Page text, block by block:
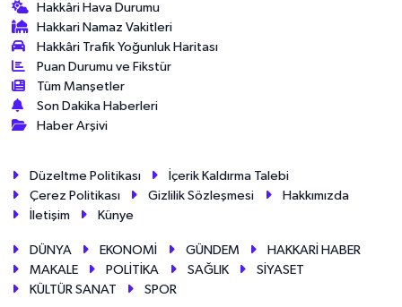
Hakkâri Hava Durumu
Hakkari Namaz Vakitleri
Hakkâri Trafik Yoğunluk Haritası
Puan Durumu ve Fikstür
Tüm Manşetler
Son Dakika Haberleri
Haber Arşivi
Düzeltme Politikası
İçerik Kaldırma Talebi
Çerez Politikası
Gizlilik Sözleşmesi
Hakkımızda
İletişim
Künye
DÜNYA EKONOMİ GÜNDEM
HAKKARİ HABER
MAKALE
POLİTİKA SAĞLIK
SİYASET
KÜLTÜR SANAT
SPOR